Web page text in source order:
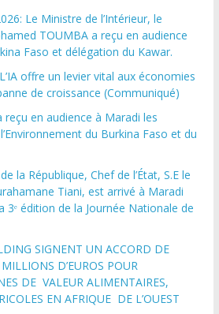
Le Ministre de l’Intérieur, le
TOUMBA a reçu en audience
Faso et délégation du Kawar.
offre un levier vital aux économies
de croissance (Communiqué)
reçu en audience à Maradi les
du Burkina Faso et du
la République, Chef de l’État, S.E le
Tiani, est arrivé à Maradi
3ᵉ édition de la Journée Nationale de
SIGNENT UN ACCORD DE
D’EUROS POUR
DE VALEUR ALIMENTAIRES,
EN AFRIQUE DE L’OUEST